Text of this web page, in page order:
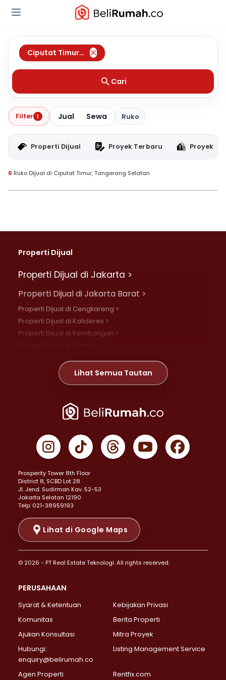
Ciputat Timur
,Tangerang Selatan
Cari
Filter 1 Jual Sewa Ruko
Properti Dijual Proyek Terbaru Proyek
0 Ruko Dijual di Ciputat Timur, Tangerang Selatan
Properti Dijual
Properti Dijual di Jakarta >
Properti Dijual di Jakarta Barat >
Properti Dijual di Cengkareng >
Properti Dijual di Kalideres >
Properti Dijual di Kembangan >
Properti Dijual di Meruya >
Properti Dijual di Jelambar >
Properti Dijual di Jakarta Pusat >
Properti Dijual di Gambir >
Properti Dijual di Johar Baru >
Properti Dijual di Menteng >
Properti Dijual di Senen >
Properti Dijual di Tanah Abang >
Properti Dijual di Cikini >
Properti Dijual di Kramat >
Properti Dijual di Pasar Baru >
Properti Dijual di Bendungan Hilir >
Properti Dijual di Jakarta Selatan >
Properti Dijual di Lebak Bulus >
Properti Dijual di Gandaria Selatan >
Properti Dijual di Pondok Labu >
Properti Dijual di Lenteng Agung >
Properti Dijual di Senayan >
Properti Dijual di Pondok Pinang >
Lihat Semua Tautan
Prosperity Tower 8th Floor
District 8, SCBD Lot 28
JI. Jend. Sudirman Kav. 52-53
Jakarta Selatan 12190
Telp: 021-38959193
Lihat di Google Maps
© 2026 - PT Real Estate Teknologi. All rights reserved.
PERUSAHAAN
Syarat & Ketentuan
Kebijakan Privasi
Komunitas
Berita Properti
Ajukan Konsultasi
Mitra Proyek
Hubungi:
enquiry@belirumah.co
Listing Management Service
Agen Properti Rentfix.com